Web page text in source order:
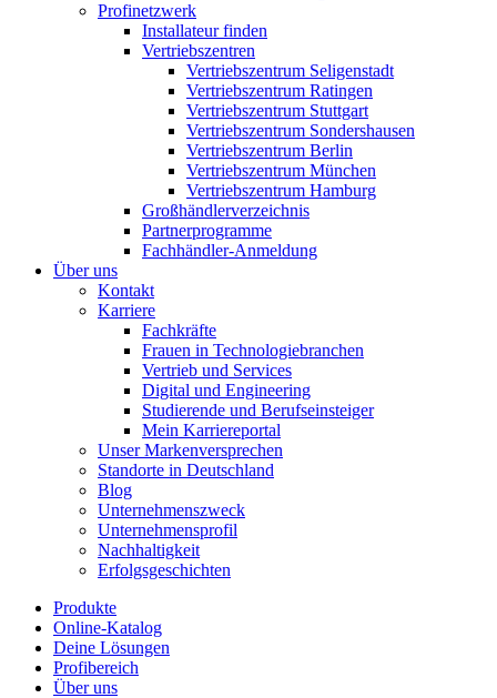
Profinetzwerk
Installateur finden
Vertriebszentren
Vertriebszentrum Seligenstadt
Vertriebszentrum Ratingen
Vertriebszentrum Stuttgart
Vertriebszentrum Sondershausen
Vertriebszentrum Berlin
Vertriebszentrum München
Vertriebszentrum Hamburg
Großhändlerverzeichnis
Partnerprogramme
Fachhändler-Anmeldung
Über uns
Kontakt
Karriere
Fachkräfte
Frauen in Technologiebranchen
Vertrieb und Services
Digital und Engineering
Studierende und Berufseinsteiger
Mein Karriereportal
Unser Markenversprechen
Standorte in Deutschland
Blog
Unternehmenszweck
Unternehmensprofil
Nachhaltigkeit
Erfolgsgeschichten
Produkte
Online-Katalog
Deine Lösungen
Profibereich
Über uns